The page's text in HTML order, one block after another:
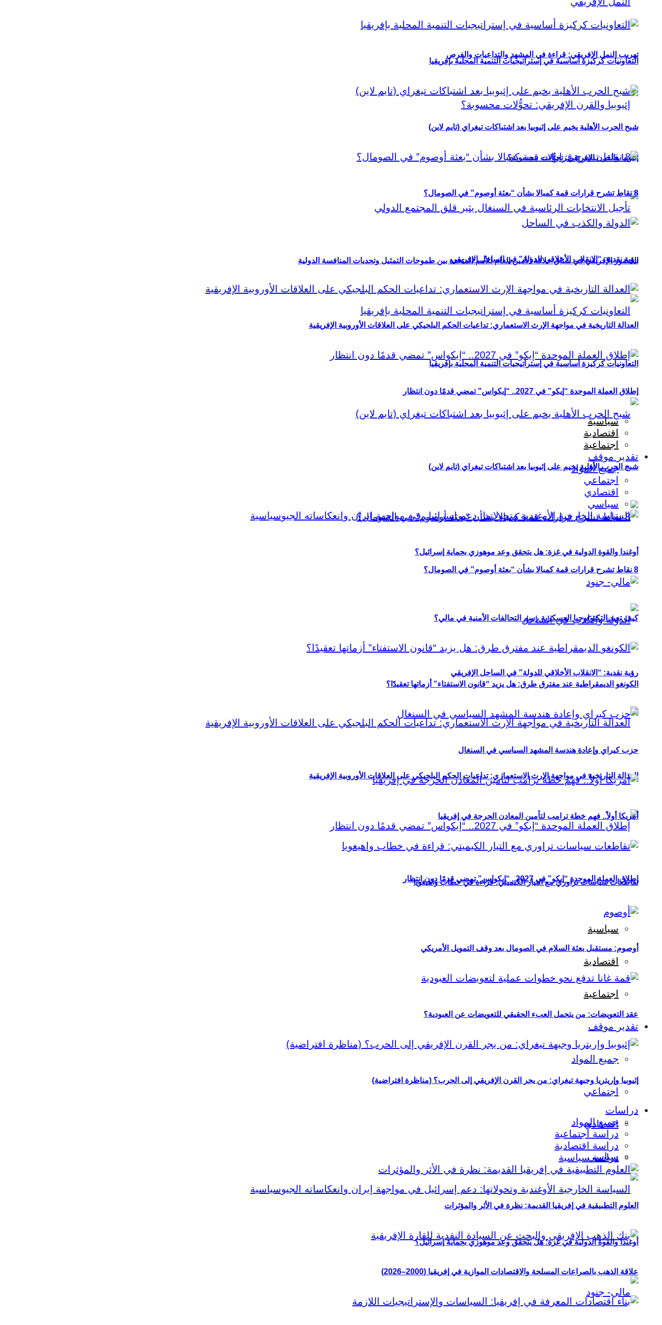
تهريب النمل الإفريقي: قراءة في المشهد والتداعيات والفرص
إثيوبيا والقرن الإفريقي: تحوُّلات محسوبة؟
الحضور الإفريقي في سباق خلافة الأمين العام للأمم المتحدة بين طموحات التمثيل وتحديات المنافسة الدولية
التعاونيات كركيزة أساسية في إستراتيجيات التنمية المحلية بإفريقيا
شبح الحرب الأهلية يخيم على إثيوبيا بعد اشتباكات تيغراي (تايم لاين)
8 نقاط تشرح قرارات قمة كمبالا بشأن “بعثة أوصوم” في الصومال؟
رؤية نقدية: “الانقلاب الأخلاقي للدولة” في الساحل الإفريقي
العدالة التاريخية في مواجهة الإرث الاستعماري: تداعيات الحكم البلجيكي على العلاقات الأوروبية الإفريقية
إطلاق العملة الموحدة “إيكو” في 2027.. “إيكواس” تمضي قدمًا دون انتظار
سياسية
اقتصادية
اجتماعية
تقدير موقف
جميع المواد
اجتماعي
اقتصادي
سياسي
أوغندا والقوة الدولية في غزة: هل يتحقق وعد موهوزي بحماية إسرائيل؟
التعاونيات كركيزة أساسية في إستراتيجيات التنمية المحلية بإفريقيا
شبح الحرب الأهلية يخيم على إثيوبيا بعد اشتباكات تيغراي (تايم لاين)
8 نقاط تشرح قرارات قمة كمبالا بشأن “بعثة أوصوم” في الصومال؟
رؤية نقدية: “الانقلاب الأخلاقي للدولة” في الساحل الإفريقي
العدالة التاريخية في مواجهة الإرث الاستعماري: تداعيات الحكم البلجيكي على العلاقات الأوروبية الإفريقية
إطلاق العملة الموحدة “إيكو” في 2027.. “إيكواس” تمضي قدمًا دون انتظار
سياسية
اقتصادية
اجتماعية
تقدير موقف
جميع المواد
اجتماعي
اقتصادي
سياسي
أوغندا والقوة الدولية في غزة: هل يتحقق وعد موهوزي بحماية إسرائيل؟
كيف تعيد التكنولوجيا العسكرية رسم التحالفات الأمنية في مالي؟
الكونغو الديمقراطية عند مفترق طرق: هل يزيد “قانون الاستفتاء” أزماتها تعقيدًا؟
حزب كيراي وإعادة هندسة المشهد السياسي في السنغال
أمريكا أولاً.. فهم خطة ترامب لتأمين المعادن الحرجة في إفريقيا
تقاطعات سياسات تراوري مع التيار الكيميتي: قراءة في خطاب واهيغويا
أوصوم: مستقبل بعثة السلام في الصومال بعد وقف التمويل الأمريكي
عقد التعويضات: من يتحمل العبء الحقيقي للتعويضات عن العبودية؟
إثيوبيا وإريتريا وجبهة تيغراي: من يجر القرن الإفريقي إلى الحرب؟ (مناظرة افتراضية)
دراسات
جميع المواد
دراسة اجتماعية
دراسة اقتصادية
دراسة سياسية
العلوم التطبيقية في إفريقيا القديمة: نظرة في الأثر والمؤثرات
علاقة الذهب بالصراعات المسلحة والاقتصادات الموازية في إفريقيا (2000–2026)